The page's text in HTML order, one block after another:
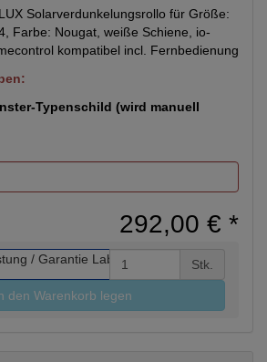
Solarverdunkelungsrollo für Größe:
Farbe: Nougat, weiße Schiene, io-
kompatibel incl. Fernbedienung
Typenschild (wird manuell
292,00 € *
Stk.
den Warenkorb legen